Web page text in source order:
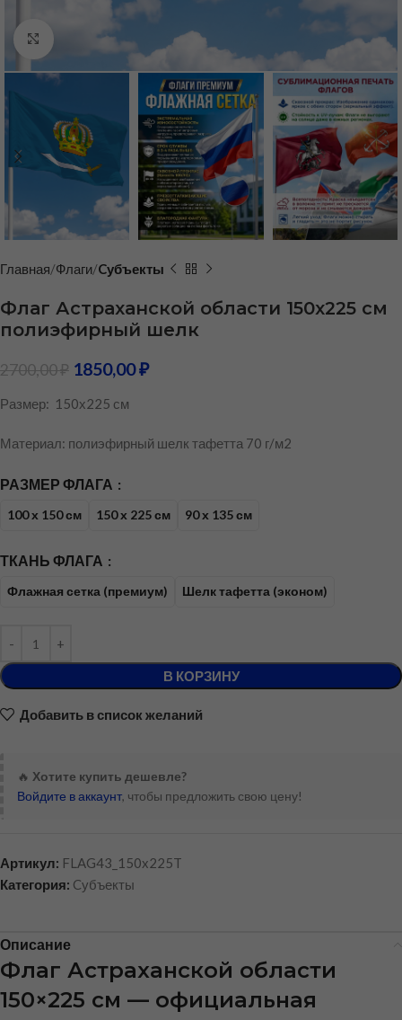
Нажмите, чтобы увеличить
Главная Флаги Cубъекты
Флаг Астраханской области 150х225 см
полиэфирный шелк
2700,00₽ 1850,00₽
Размер: 150х225 см
Материал: полиэфирный шелк тафетта 70 г/м2
РАЗМЕР ФЛАГА
100 х 150 см 150 х 225 см 90 х 135 см
ТКАНЬ ФЛАГА
Флажная сетка (премиум) Шелк тафетта (эконом)
В КОРЗИНУ
Добавить в список желаний
🔥 Хотите купить дешевле?
Войдите в аккаунт, чтобы предложить свою цену!
Артикул: FLAG43_150x225T
Категория: Cубъекты
Описание
Флаг Астраханской области
150×225 см — официальная